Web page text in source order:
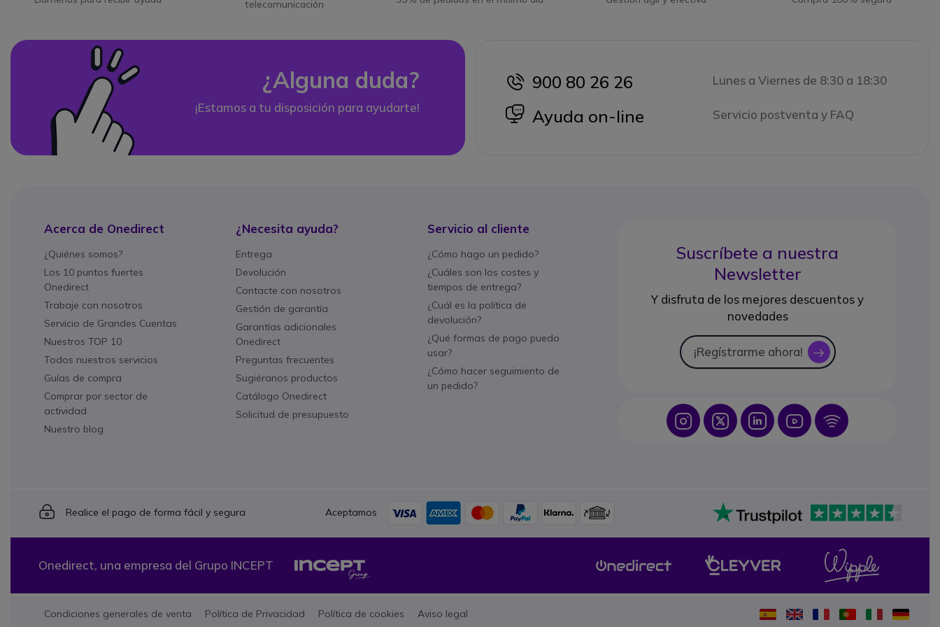
telecomunicación
¿Alguna duda?
¡Estamos a tu disposición para ayudarte!
icon
900 80 26 26 Lunes a Viernes de 8:30 a 18:30
icon
Ayuda on-line Servicio postventa y FAQ
Acerca de Onedirect
¿Quiénes somos?
Los 10 puntos fuertes
Onedirect
Trabaje con nosotros
Servicio de Grandes Cuentas
Nuestros TOP 10
Todos nuestros servicios
Guías de compra
Comprar por sector de
actividad
Nuestro blog
¿Necesita ayuda?
Entrega
Devolución
Contacte con nosotros
Gestión de garantía
Garantías adicionales
Onedirect
Preguntas frecuentes
Sugiéranos productos
Catálogo Onedirect
Solicitud de presupuesto
Servicio al cliente
¿Cómo hago un pedido?
¿Cuáles son los costes y
tiempos de entrega?
¿Cuál es la política de
devolución?
¿Qué formas de pago puedo
usar?
¿Cómo hacer seguimiento de
un pedido?
Suscríbete a nuestra
Newsletter
Y disfruta de los mejores descuentos y
novedades
¡Regístrarme ahora! icon
Icon IconIcon Icon Icon
Icon
Realice el pago de forma fácil y segura Aceptamos
Onedirect, una empresa del Grupo INCEPT
Condiciones generales de venta Política de Privacidad Política de cookies Aviso legal